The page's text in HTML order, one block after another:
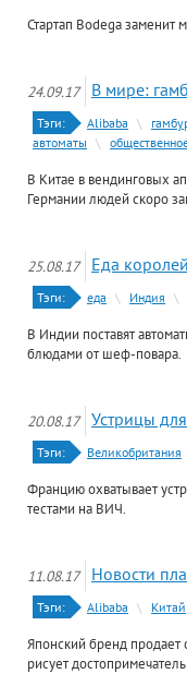
Стартап Bodega заменит
24.09.17 В мире:
Тэги: Alibaba \
автоматы \
В Китае в вендинговых
Германии людей скоро
25.08.17 Еда
Тэги: еда \ Индия \
В Индии поставят
блюдами от шеф-повара.
20.08.17 Устрицы
Тэги: Великобритания
Францию охватывает
тестами на ВИЧ.
11.08.17 Новости
Тэги: Alibaba \ Китай
Японский бренд продает
рисует